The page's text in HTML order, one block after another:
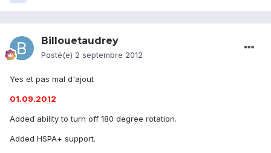
Billouetaudrey
Posté(e) 2 septembre 2012
Yes et pas mal d'ajout
01.09.2012
Added ability to turn off 180 degree rotation.
Added HSPA+ support.